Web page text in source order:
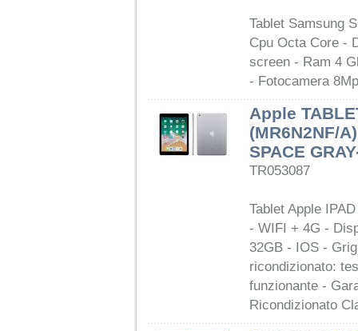
Tablet Samsung
Cpu Octa Core -
screen - Ram 4
- Fotocamera
Apple
(MR6N2NF/
SPACE
TR053087
Tablet Apple
- WIFI + 4G -
32GB - IOS -
ricondizionato:
funzionante -
Ricondizionato